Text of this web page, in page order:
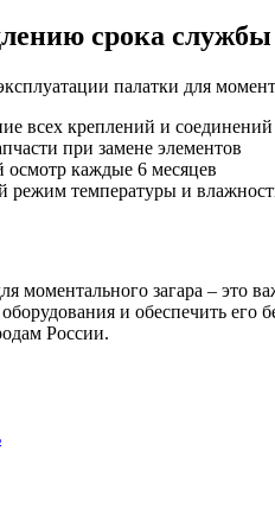
срока службы
палатки для
всех креплений и соединений
при замене элементов
каждые 6 месяцев
режим температуры и
моментального загара – это
и обеспечить
России.